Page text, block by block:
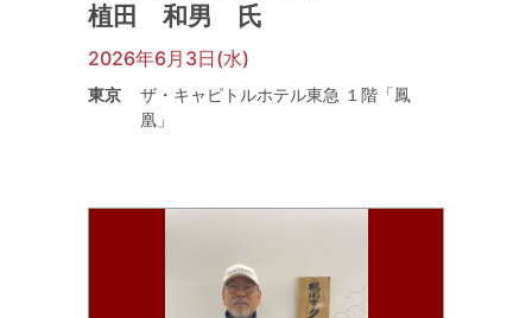
植田 和男 氏
2026年6月3日(水)
東京
ザ・キャピトルホテル東急 １階「鳳
凰」